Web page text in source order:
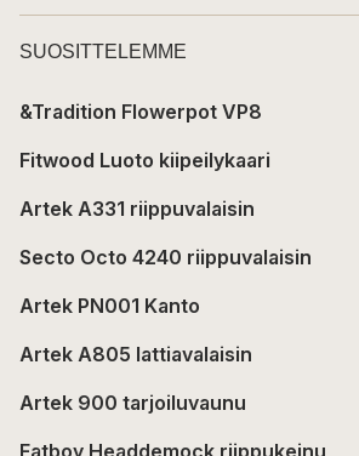
SUOSITTELEMME
&Tradition Flowerpot VP8
Fitwood Luoto kiipeilykaari
Artek A331 riippuvalaisin
Secto Octo 4240 riippuvalaisin
Artek PN001 Kanto
Artek A805 lattiavalaisin
Artek 900 tarjoiluvaunu